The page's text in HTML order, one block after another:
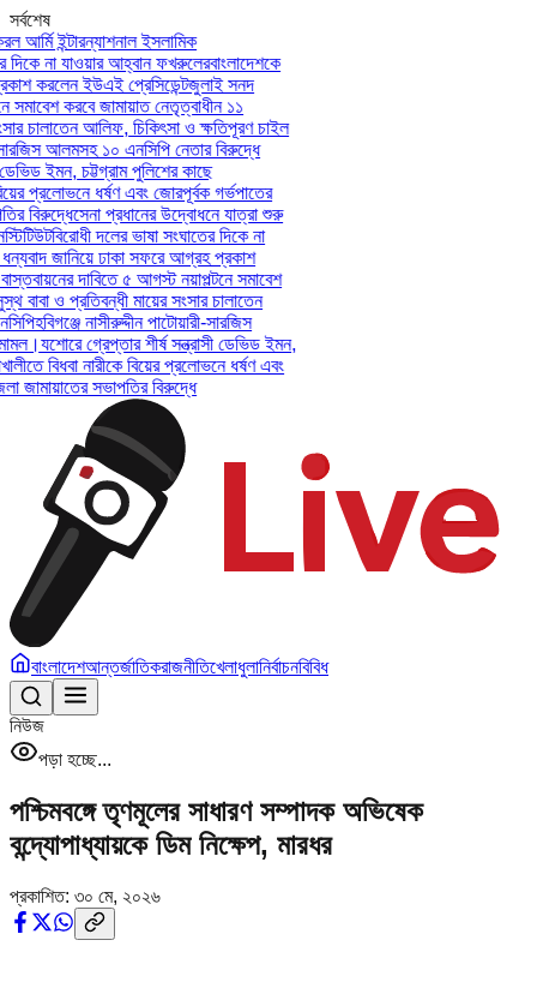
সর্বশেষ
ইন্টারন্যাশনাল ইসলামিক
না যাওয়ার আহ্বান ফখরুলেরবাংলাদেশকে
করলেন ইউএই প্রেসিডেন্টজুলাই সনদ
করবে জামায়াত নেতৃত্বাধীন ১১
চালাতেন আলিফ, চিকিৎসা ও ক্ষতিপূরণ চাইল
আলমসহ ১০ এনসিপি নেতার বিরুদ্ধে
ইমন, চট্টগ্রাম পুলিশের কাছে
প্রলোভনে ধর্ষণ এবং জোরপূর্বক গর্ভপাতের
বিরুদ্ধেসেনা প্রধানের উদ্বোধনে যাত্রা শুরু
বিরোধী দলের ভাষা সংঘাতের দিকে না
জানিয়ে ঢাকা সফরে আগ্রহ প্রকাশ
দাবিতে ৫ আগস্ট নয়াপল্টনে সমাবেশ
ও প্রতিবন্ধী মায়ের সংসার চালাতেন
হবিগঞ্জে নাসীরুদ্দীন পাটোয়ারী-সারজিস
যশোরে গ্রেপ্তার শীর্ষ সন্ত্রাসী ডেভিড ইমন,
বিধবা নারীকে বিয়ের প্রলোভনে ধর্ষণ এবং
সভাপতির বিরুদ্ধে
বাংলাদেশআন্তর্জাতিকরাজনীতিখেলাধুলানির্বাচনবিবিধ
নিউজ
পড়া হচ্ছে...
পশ্চিমবঙ্গে তৃণমূলের সাধারণ সম্পাদক অভিষেক
বন্দ্যোপাধ্যায়কে ডিম নিক্ষেপ, মারধর
প্রকাশিত: ৩০ মে, ২০২৬